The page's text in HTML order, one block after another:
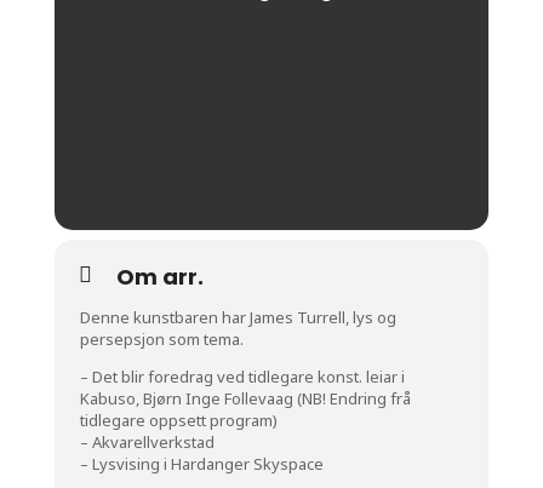
Om arr.
Denne kunstbaren har James Turrell, lys og
persepsjon som tema.
– Det blir foredrag ved tidlegare konst. leiar i
Kabuso, Bjørn Inge Follevaag (NB! Endring frå
tidlegare oppsett program)
– Akvarellverkstad
– Lysvising i Hardanger Skyspace